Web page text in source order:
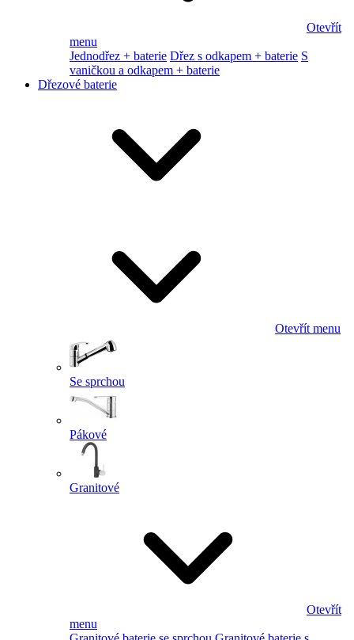
Otevřít
menu
Jednodřez + baterie Dřez s odkapem + baterie S
vaničkou a odkapem + baterie
Dřezové baterie
Otevřít menu
Se sprchou
Pákové
Granitové
Otevřít
menu